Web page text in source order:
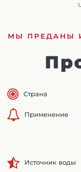
МЫ ПРЕДАНЫ
Страна
Применение
Источник воды